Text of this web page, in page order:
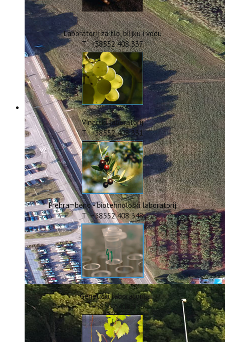
Dokumenti
Statut
Strategija
CIP
Pravo na pristup informacijama
Zaštita osobnih podataka
Godišnji izvještaj
Javna nabava
Natječaji za radna mjesta
Zakonodavni okvir
Akti Instituta
Linkovi
Kontakt
webmail
Popularizacija znanosti
ERASMUS+
HyPro4ST
DIGIAGRI
GreenTea
CIRCOLIVE
Laboratorij za tlo, biljku i vodu
T: +38552 408 337
Vinarski laboratorij
T: +38552 408 331
Prehrambeno - biotehnološki laboratorij
T: +38552 408 348
Genetički laboratorij
T: +38552 408 336